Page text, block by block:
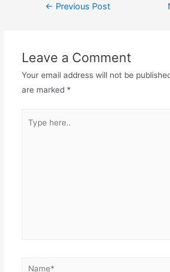
← Previous Post
Leave a Comment
Your email address will not be
are marked *